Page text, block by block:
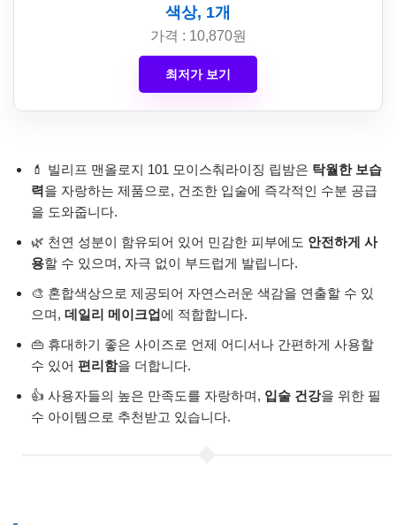
색상, 1개
가격 : 10,870원
최저가 보기
💄 빌리프 맨올로지 101 모이스춰라이징 립밤은 탁월한 보습
력을 자랑하는 제품으로, 건조한 입술에 즉각적인 수분 공급
을 도와줍니다.
🌿 천연 성분이 함유되어 있어 민감한 피부에도 안전하게 사
용할 수 있으며, 자극 없이 부드럽게 발립니다.
🎨 혼합색상으로 제공되어 자연스러운 색감을 연출할 수 있
으며, 데일리 메이크업에 적합합니다.
👜 휴대하기 좋은 사이즈로 언제 어디서나 간편하게 사용할
수 있어 편리함을 더합니다.
👍 사용자들의 높은 만족도를 자랑하며, 입술 건강을 위한 필
수 아이템으로 추천받고 있습니다.